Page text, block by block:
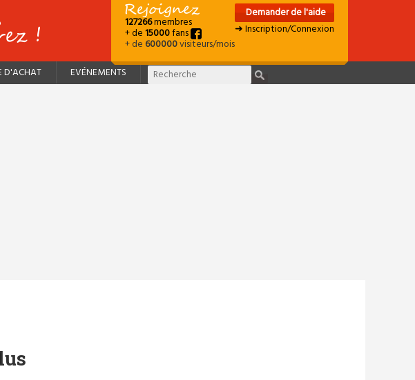
127266membres
+ de15000fans
+ de600000visiteurs/mois
Demander de l'aide
➜ Inscription/Connexion
D'ACHAT EVÉNEMENTS